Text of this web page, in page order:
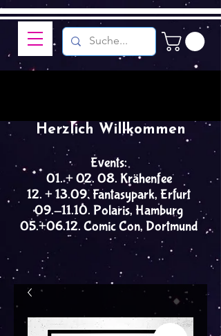
Events:
01. + 02. 08. Krähenfee
12. + 13.09. Fantasypark, Erfurt
09.-11.10. Polaris, Hamburg
05.+06.12. Comic Con, Dortmund
Herzlich Willkommen